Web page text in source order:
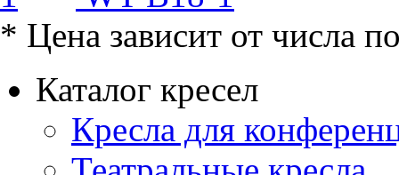
* Цена зависит от числа
Каталог кресел
Кресла для